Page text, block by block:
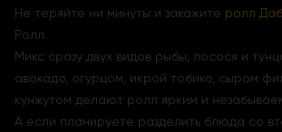
Не теряйте ни минуты и закажите ролл
Ролл.
Микс сразу двух видов рыбы, лосося и
авокадо, огурцом, икрой тобико, сыром
кунжутом делают ролл ярким и
А если планируете разделить блюда со